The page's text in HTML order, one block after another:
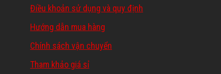
Điều khoản sử dụng và quy định
Hướng dẫn mua hàng
Chính sách vận chuyển
Tham khảo giá sỉ